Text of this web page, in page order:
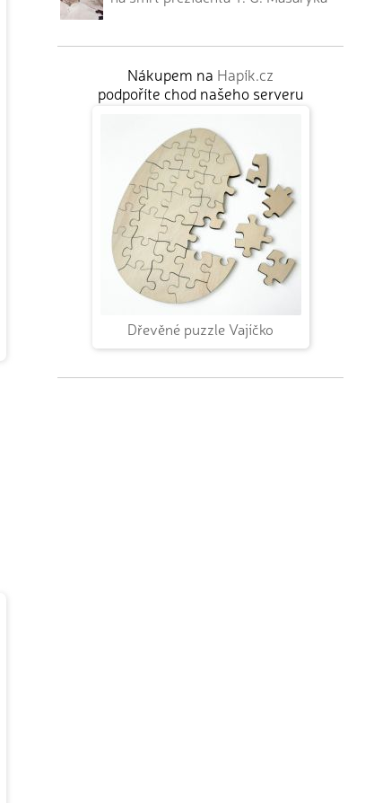
Nákupem na Hapík.cz
podpoříte chod našeho serveru
Dřevěné puzzle Vajíčko